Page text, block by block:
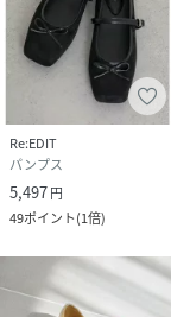
Re:EDIT
パンプス
5,497円
49ポイント(1倍)